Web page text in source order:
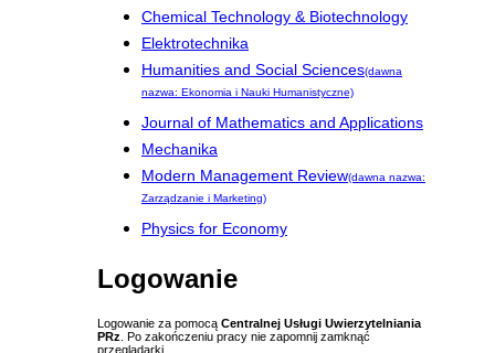
Chemical Technology & Biotechnology
Elektrotechnika
Humanities and Social Sciences(dawna
nazwa: Ekonomia i Nauki Humanistyczne)
Journal of Mathematics and Applications
Mechanika
Modern Management Review(dawna nazwa:
Zarządzanie i Marketing)
Physics for Economy
Logowanie
Logowanie za pomocą Centralnej Usługi Uwierzytelniania
PRz . Po zakończeniu pracy nie zapomnij zamknąć
przeglądarki.